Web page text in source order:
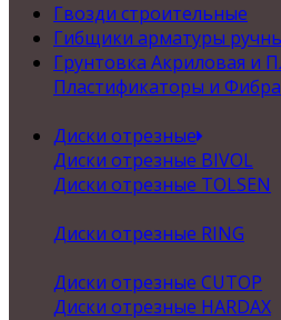
Гвозди строительные
Гибщики арматуры
Грунтовка Акриловая и
Пластификаторы и Фибра
Диски отрезные
Диски отрезные BIVOL
Диски отрезные TOLSEN
Диски отрезные RING
Диски отрезные CUTOP
Диски отрезные HARDAX